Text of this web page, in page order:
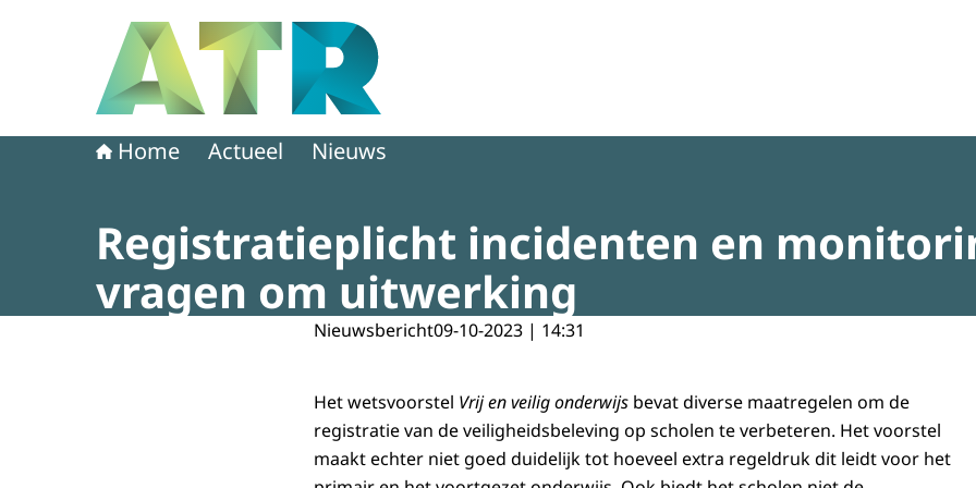
Home Actueel Nieuws
Registratieplicht incidenten en
vragen om uitwerking
Nieuwsbericht09-10-2023 | 14:31
Het wetsvoorstel Vrij en veilig onderwijs bevat diverse maatregelen om de
registratie van de veiligheidsbeleving op scholen te verbeteren. Het voorstel
maakt echter niet goed duidelijk tot hoeveel extra regeldruk dit leidt voor het